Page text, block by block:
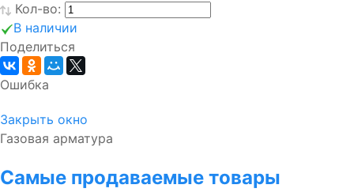
Кол-во:
В наличии
Поделиться
Ошибка
Закрыть окно
Газовая арматура
Самые продаваемые товары